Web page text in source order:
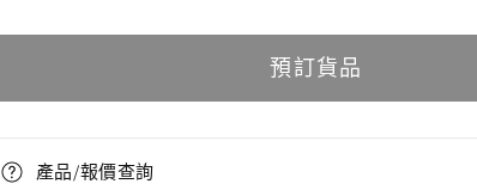
預訂貨品
產品/報價查詢